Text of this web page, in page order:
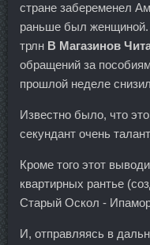
стране забеременел
раньше был женщиной.
трлн В Магазинов
обращений за
прошлой неделе
Известно было, что
секундант очень
Кроме того этот
квартирных рантье
Старый Оскол -
И, отправляясь в